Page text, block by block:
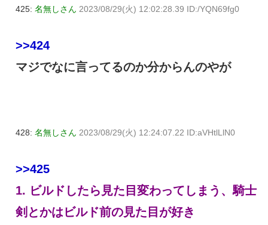
425: 名無しさん 2023/08/29(火) 12:02:28.39 ID:/YQN69fg0
>>424
マジでなに言ってるのか分からんのやが
428: 名無しさん 2023/08/29(火) 12:24:07.22 ID:aVHtlLlN0
>>425
1. ビルドしたら見た目変わってしまう、騎士
剣とかはビルド前の見た目が好き